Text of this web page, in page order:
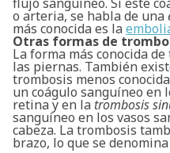
o arteria, se habla de una
más conocida es la
Otras formas de
La forma más conocida
las piernas. También
trombosis menos
un coágulo sanguíneo en
retina y en la trombosis
sanguíneo en los vasos
cabeza. La trombosis
brazo, lo que se denomina